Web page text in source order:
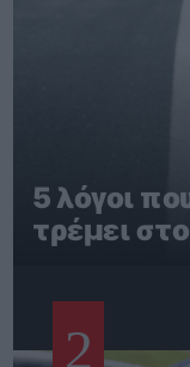
5 λόγοι
τρέμει
2